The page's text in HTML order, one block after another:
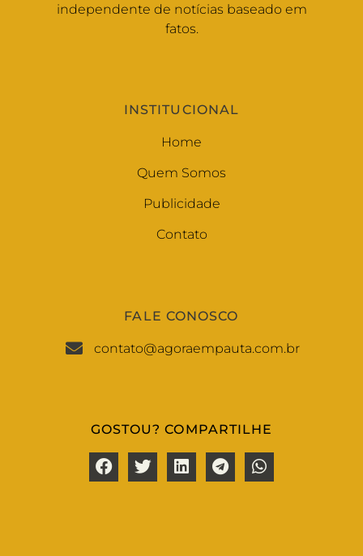
independente de notícias baseado em
fatos.
INSTITUCIONAL
Home
Quem Somos
Publicidade
Contato
FALE CONOSCO
contato@agoraempauta.com.br
GOSTOU? COMPARTILHE